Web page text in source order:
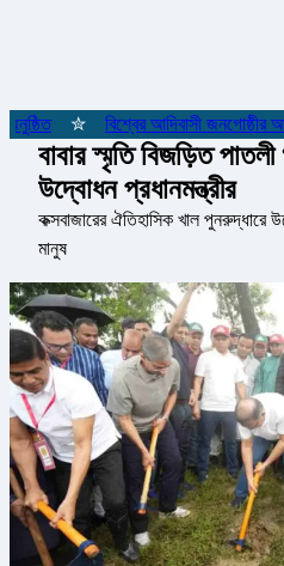
বিশ্বের আদিবাসী জনগোষ্ঠীর
বাবার স্মৃতি বিজড়িত
উদ্বোধন প্রধানমন্ত্রীর
কক্সবাজারের ঐতিহাসিক খাল
মানুষ